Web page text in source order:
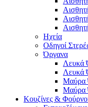
Ηχεία
Οδηγοί
Όργανα
Λευκά
Λευκά
Μαύρα
Μαύρα
Κουζίνες &